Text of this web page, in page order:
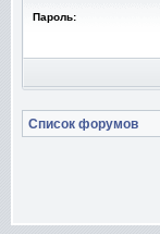
Пароль:
Список форумов